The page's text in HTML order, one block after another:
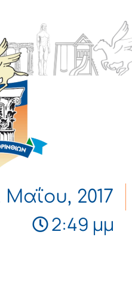
Μαΐου, 2017
2:49 μμ